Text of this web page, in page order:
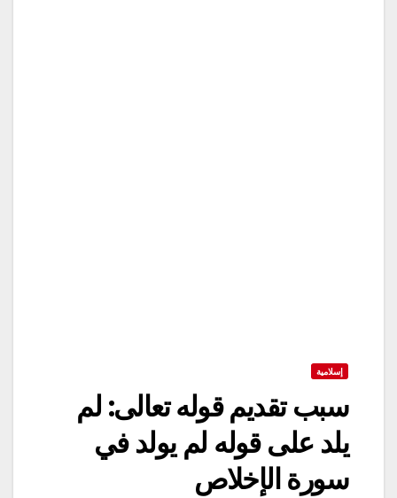
إسلامية
سبب تقديم قوله تعالى: لم
يلد على قوله لم يولد في
سورة الإخلاص